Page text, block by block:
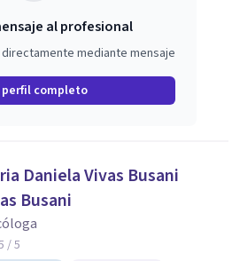
al profesional
mediante mensaje
perfil completo
Daniela Vivas Busani
Busani
/ 5